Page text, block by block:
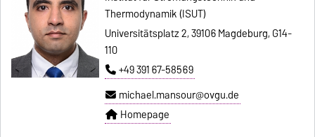
Thermodynamik (ISUT)
Universitätsplatz 2, 39106 Magdeburg, G14-
110
+49 391 67-58569
michael.mansour@ovgu.de
Homepage